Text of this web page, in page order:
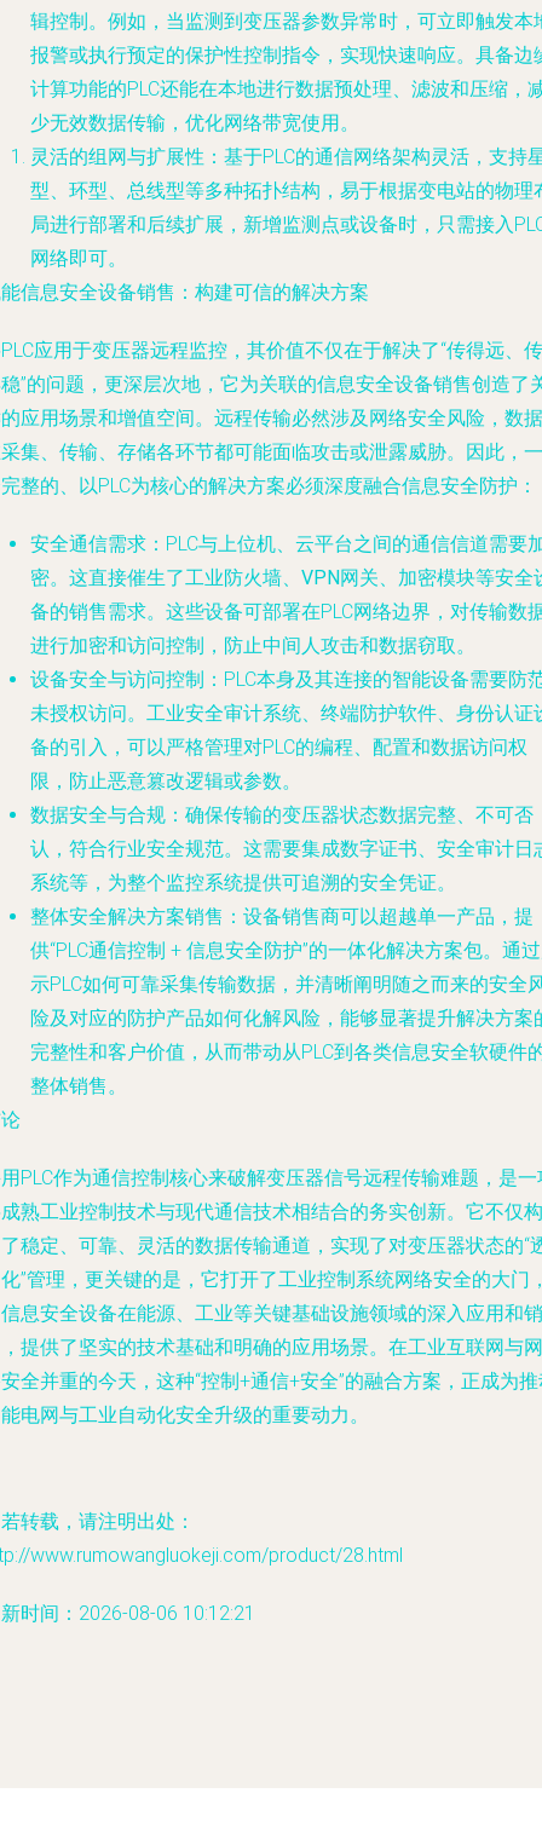
辑控制。例如，当监测到变压器参数异常时，可立即触发本
报警或执行预定的保护性控制指令，实现快速响应。具备边
计算功能的PLC还能在本地进行数据预处理、滤波和压缩，
少无效数据传输，优化网络带宽使用。
灵活的组网与扩展性 ：基于PLC的通信网络架构灵活，支持
型、环型、总线型等多种拓扑结构，易于根据变电站的物理
局进行部署和后续扩展，新增监测点或设备时，只需接入
网络即可。
信息安全设备销售：构建可信的解决方案
应用于变压器远程监控，其价值不仅在于解决了“传得远、传
”的问题，更深层次地，它为关联的信息安全设备销售创造了
应用场景和增值空间。远程传输必然涉及网络安全风险，数据
集、传输、存储各环节都可能面临攻击或泄露威胁。因此，一
整的、以PLC为核心的解决方案必须深度融合信息安全防护：
安全通信需求 ：PLC与上位机、云平台之间的通信信道需要
密。这直接催生了工业防火墙、VPN网关、加密模块等安全
备的销售需求。这些设备可部署在PLC网络边界，对传输数
进行加密和访问控制，防止中间人攻击和数据窃取。
设备安全与访问控制 ：PLC本身及其连接的智能设备需要防
未授权访问。 工业安全审计系统、终端防护软件、身份认证
备的引入，可以严格管理对PLC的编程、配置和数据访问权
限，防止恶意篡改逻辑或参数。
数据安全与合规 ：确保传输的变压器状态数据完整、不可否
认，符合行业安全规范。这需要集成数字证书、安全审计日
系统等，为整个监控系统提供可追溯的安全凭证。
整体安全解决方案销售 ：设备销售商可以超越单一产品，提
供“PLC通信控制 + 信息安全防护”的一体化解决方案包。通
示PLC如何可靠采集传输数据，并清晰阐明随之而来的安全
险及对应的防护产品如何化解风险，能够显著提升解决方案
完整性和客户价值，从而带动从PLC到各类信息安全软硬件
整体销售。
PLC作为通信控制核心来破解变压器信号远程传输难题，是一
熟工业控制技术与现代通信技术相结合的务实创新。它不仅构
稳定、可靠、灵活的数据传输通道，实现了对变压器状态的“
”管理，更关键的是，它打开了工业控制系统网络安全的大门
息安全设备在能源、工业等关键基础设施领域的深入应用和销
提供了坚实的技术基础和明确的应用场景。在工业互联网与网
全并重的今天，这种“控制+通信+安全”的融合方案，正成为
电网与工业自动化安全升级的重要动力。
转载，请注明出处：
www.rumowangluokeji.com/product/28.html
时间：2026-08-06 10:12:21